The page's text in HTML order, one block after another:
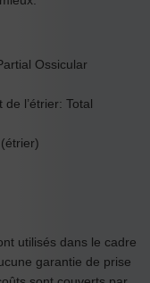
Ossicular
l’étrier: Total
utilisés dans le cadre
garantie de prise